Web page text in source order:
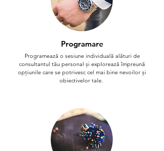
Programare
Programează o sesiune individuală alături de
consultantul tău personal și explorează împreună
opțiunile care se potrivesc cel mai bine nevoilor și
obiectivelor tale.